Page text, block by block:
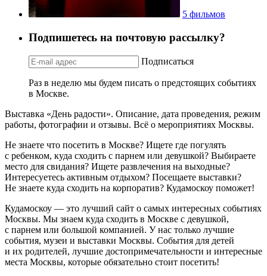
5 фильмов
Подпишетесь на почтовую рассылку?
Подписаться
Раз в неделю мы будем писать о предстоящих событиях
в Москве.
Выставка «День радости». Описание, дата проведения, режим
работы, фотографии и отзывы. Всё о мероприятиях Москвы.
Не знаете что посетить в Москве? Ищете где погулять
с ребенком, куда сходить с парнем или девушкой? Выбираете
место для свидания? Ищете развлечения на выходные?
Интересуетесь активным отдыхом? Посещаете выставки?
Не знаете куда сходить на корпоратив? Кудамоскоу поможет!
Кудамоскоу — это лучший сайт о самых интересных событиях
Москвы. Мы знаем куда сходить в Москве с девушкой,
с парнем или большой компанией. У нас только лучшие
события, музеи и выставки Москвы. События для детей
и их родителей, лучшие достопримечательности и интересные
места Москвы, которые обязательно стоит посетить!